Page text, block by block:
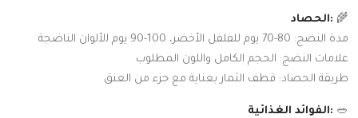
🌾 :اﻟﺤﺼﺎد
ﻣﺪة اﻟﻨﻀﺞ: 80-70 ﻳﻮم ﻟﻠﻔﻠﻔﻞ الأﺧﻀﺮ، 100-90 ﻳﻮم ﻟلأﻟﻮان اﻟﻨﺎﺿﺠﺔ
ﻋﻼﻣﺎت اﻟﻨﻀﺞ: اﻟﺤﺠﻢ اﻟﻜﺎﻣﻞ واﻟﻠﻮن اﻟﻤﻄﻠﻮب
ﻃﺮﻳﻘﺔ اﻟﺤﺼﺎد: ﻗﻄﻒ اﻟﺜﻤﺎر ﺑﻌﻨﺎﻳﺔ ﻣﻊ ﺟﺰء ﻣﻦ اﻟﻌﻨﻖ
🥗 :اﻟﻔﻮاﺋﺪ اﻟﻐﺬاﺋﻴﺔ